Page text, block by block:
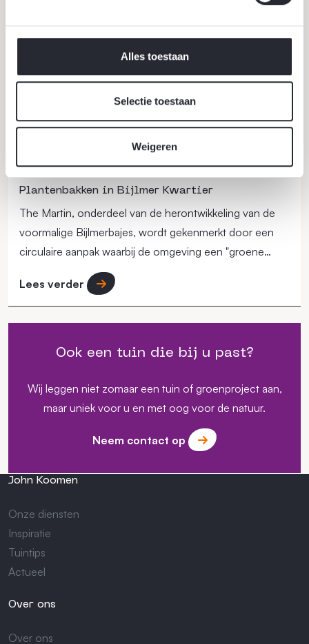
Alles toestaan
Selectie toestaan
Weigeren
12 mei 2026
Plantenbakken in Bijlmer Kwartier
The Martin, onderdeel van de herontwikkeling van de
voormalige Bijlmerbajes, wordt gekenmerkt door een
circulaire aanpak waarbij de omgeving een "groene
long" in de stad moet vormen.
Lees verder
Ook een tuin die bij u past?
Wij leggen niet zomaar een tuin of groenproject aan,
maar uniek voor u en met oog voor de natuur.
Neem contact op
John Koomen
Onze diensten
Inspiratie
Tuintips
Actueel
Over ons
Over ons